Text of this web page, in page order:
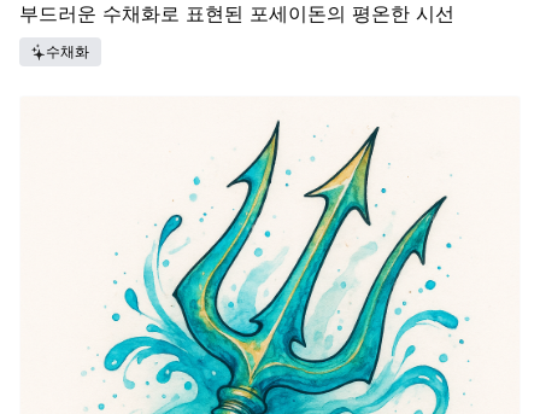
부드러운 수채화로 표현된 포세이돈의 평온한 시선
수채화